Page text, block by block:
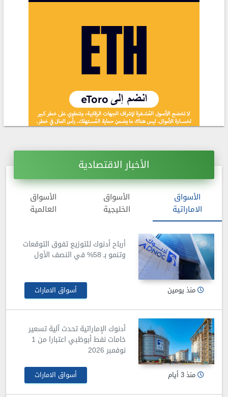
الأخبار الاقتصادية
الأسواق
الاماراتية
الأسواق
الخليجية
الأسواق
العالمية
أرباح أدنوك للتوزيع تفوق التوقعات
وتنمو بـ 58% في النصف الأول
منذ يومين أسواق الامارات
أدنوك الإماراتية تحدث آلية تسعير
خامات نفط أبوظبي اعتبارا من 1
نوفمبر 2026
منذ 3 أيام أسواق الامارات